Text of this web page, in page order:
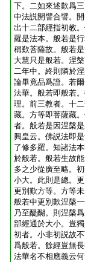
下。二如來述歎爲
中法説開譬合譬。
出十二部經指初教
羅是法本。般若是
稱歎菩薩故。般若
大慧只是般若。涅
二年中。終則隣於
論畢竟品爲證。若
法華。般若即般若
理。前三教者。十
藏。方等即菩薩藏
者。般若是因涅槃
興皇云。佛説法即
了修多羅。知諸法
於般若。般若生故
多之少從廣至略。
小大。此則是總。
更別歎方等。方等
般若中更別歎涅槃
乃至醍醐。則涅槃
部經通於大小。豈
初者。小非初説故
爲般若。餘經豈無
法華名不相應義云